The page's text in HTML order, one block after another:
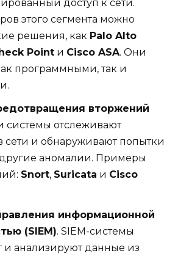
доступ к сети.
этого сегмента можно
решения, как Palo Alto
Point и Cisco ASA. Они
программными, так и
вторжений
системы отслеживают
сети и обнаруживают попытки
аномалии. Примеры
Snort, Suricata и Cisco
информационной
(SIEM). SIEM-системы
анализируют данные из